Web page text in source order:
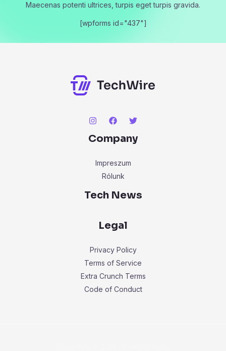
Maecenas potenti ultrices, turpis eget turpis gravida.
[wpforms id="437"]
Company
Impreszum
Rólunk
Tech News
Legal
Privacy Policy
Terms of Service
Extra Crunch Terms
Code of Conduct